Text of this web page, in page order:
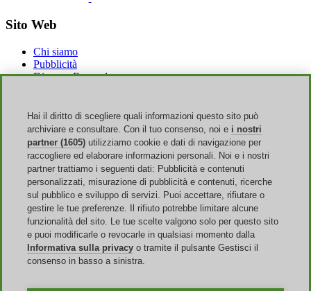
Sito Web
Chi siamo
Pubblicità
Discoup Rewards
T&C
Informazioni legali
Trasparenza
Team Discoup
News
Tutti i negozi
Tutte le categorie
Guida agli sconti
Eventi
Saldi Online
Back to School
Hai il diritto di scegliere quali informazioni questo sito può
archiviare e consultare. Con il tuo consenso, noi e i nostri
partner (1605) utilizziamo cookie e dati di navigazione per
raccogliere ed elaborare informazioni personali. Noi e i nostri
partner trattiamo i seguenti dati: Pubblicità e contenuti
personalizzati, misurazione di pubblicità e contenuti, ricerche
sul pubblico e sviluppo di servizi. Puoi accettare, rifiutare o
gestire le tue preferenze. Il rifiuto potrebbe limitare alcune
funzionalità del sito. Le tue scelte valgono solo per questo sito
e puoi modificarle o revocarle in qualsiasi momento dalla
Informativa sulla privacy o tramite il pulsante Gestisci il
consenso in basso a sinistra.